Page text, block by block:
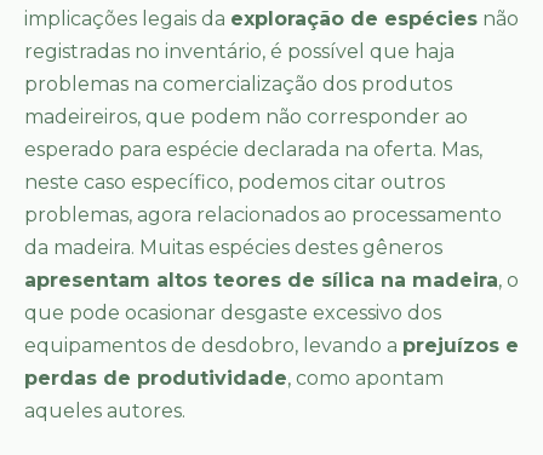
implicações legais da exploração de espécies não
registradas no inventário, é possível que haja
problemas na comercialização dos produtos
madeireiros, que podem não corresponder ao
esperado para espécie declarada na oferta. Mas,
neste caso específico, podemos citar outros
problemas, agora relacionados ao processamento
da madeira. Muitas espécies destes gêneros
apresentam altos teores de sílica na madeira, o
que pode ocasionar desgaste excessivo dos
equipamentos de desdobro, levando a prejuízos e
perdas de produtividade, como apontam
aqueles autores.